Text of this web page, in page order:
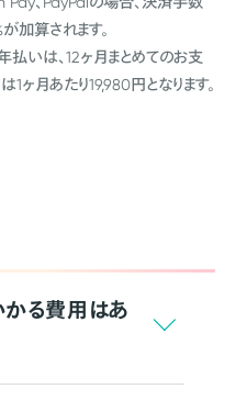
加算されます。
払いは、12ヶ月まとめてのお支
1ヶ月あたり19,980円となります。
る費用はあ